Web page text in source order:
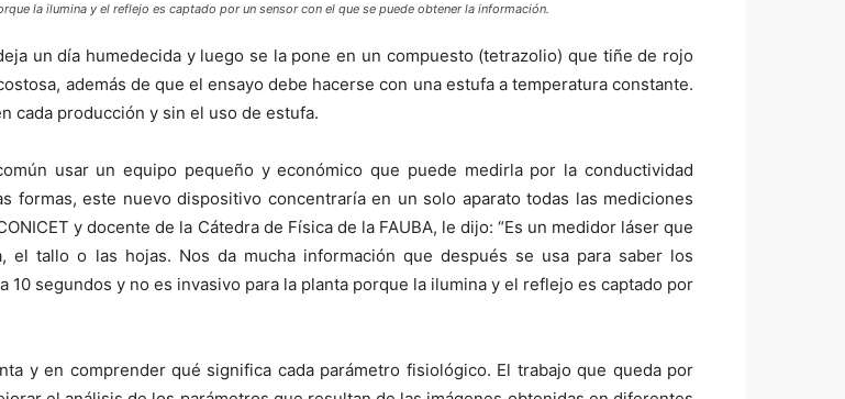
la ilumina y el reflejo es captado por un sensor con el que se puede obtener la información.
un día humedecida y luego se la pone en un compuesto (tetrazolio) que tiñe de rojo
además de que el ensayo debe hacerse con una estufa a temperatura constante.
cada producción y sin el uso de estufa.
usar un equipo pequeño y económico que puede medirla por la conductividad
este nuevo dispositivo concentraría en un solo aparato todas las mediciones
y docente de la Cátedra de Física de la FAUBA, le dijo: “Es un medidor láser que
tallo o las hojas. Nos da mucha información que después se usa para saber los
segundos y no es invasivo para la planta porque la ilumina y el reflejo es captado por
y en comprender qué significa cada parámetro fisiológico. El trabajo que queda por